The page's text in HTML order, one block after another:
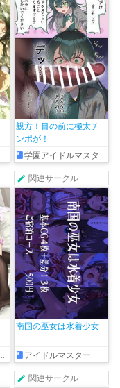
親方！目の前に極太チ
ンポが！
学園アイドルマスター
関連サークル
南国の巫女は水着少女
アイドルマスター
関連サークル